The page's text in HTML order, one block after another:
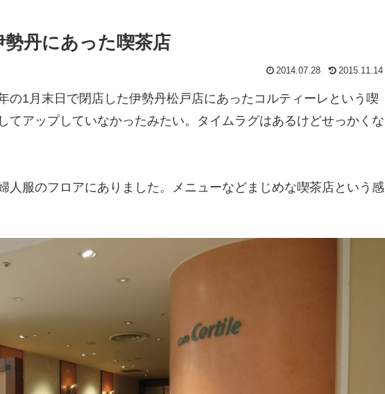
丹にあった喫茶店
2014.07.28 2015.11.14
1月末日で閉店した伊勢丹松戸店にあったコルティーレという喫
てアップしていなかったみたい。タイムラグはあるけどせっかくな
服のフロアにありました。メニューなどまじめな喫茶店という感